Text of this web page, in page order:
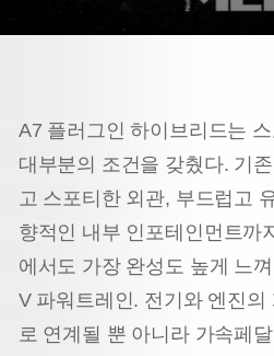
A7 플러그인 하이브리드는
대부분의 조건을 갖췄다. 기
고 스포티한 외관, 부드럽고
향적인 내부 인포테인먼트까
에서도 가장 완성도 높게 느
V 파워트레인. 전기와 엔진의
로 연계될 뿐 아니라 가속페